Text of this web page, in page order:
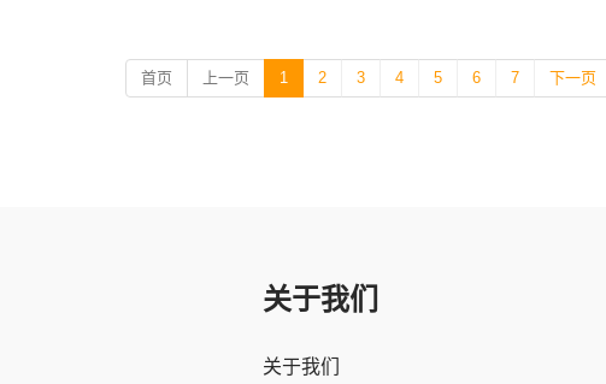
首页 上一页 1 2 3 4 5 6 7 下一页
关于我们
关于我们